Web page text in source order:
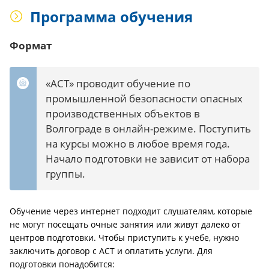
Программа обучения
Формат
«АСТ» проводит обучение по
промышленной безопасности опасных
производственных объектов в
Волгограде в онлайн-режиме. Поступить
на курсы можно в любое время года.
Начало подготовки не зависит от набора
группы.
Обучение через интернет подходит слушателям, которые
не могут посещать очные занятия или живут далеко от
центров подготовки. Чтобы приступить к учебе, нужно
заключить договор с АСТ и оплатить услуги. Для
подготовки понадобится: